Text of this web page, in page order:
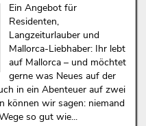
Ein Angebot für
Residenten,
Langzeiturlauber und
Mallorca-Liebhaber: Ihr lebt
auf Mallorca – und möchtet
gerne was Neues auf der
in ein Abenteuer auf zwei
können wir sagen: niemand
so gut wie...